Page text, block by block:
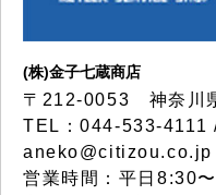
(株)金子七蔵商店
〒212-0053 神奈川
TEL：044-533-4111
aneko@citizou.co.jp
営業時間：平日8:30